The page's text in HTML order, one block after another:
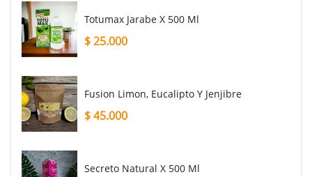
Totumax Jarabe X 500 Ml
$25.000
Fusion Limon, Eucalipto Y Jenjibre
$45.000
Secreto Natural X 500 Ml